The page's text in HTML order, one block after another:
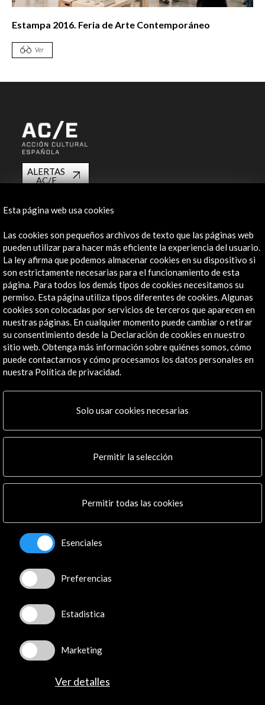
Estampa 2016. Feria de Arte Contemporáneo
Ver
ALERTAS
AC/E
Contacta
info@accioncultural.es
+34 91 700 4000
José Abascal, 4 - 4º
28003 Madrid, España
Canales de contacto
Explora
Institucional
Actividades
Multimedia
Boletín digital
Conecta
(Twitter)
LinkedIn
Facebook
Youtube
Spotify
TikTok
Esta página web usa cookies
Las cookies son pequeños archivos de texto que las páginas web
pueden utilizar para hacer más eficiente la experiencia del usuario.
La ley afirma que podemos almacenar cookies en su dispositivo si
son estrictamente necesarias para el funcionamiento de esta
página. Para todos los demás tipos de cookies necesitamos su
permiso. Esta página utiliza tipos diferentes de cookies. Algunas
cookies son colocadas por servicios de terceros que aparecen en
nuestras páginas. En cualquier momento puede cambiar o retirar
su consentimiento desde la Declaración de cookies en nuestro
sitio web. Obtenga más información sobre quiénes somos, cómo
puede contactarnos y cómo procesamos los datos personales en
nuestra Política de privacidad.
Solo usar cookies necesarias
Permitir la selección
Permitir todas las cookies
Esenciales
Preferencias
Estadistica
Marketing
Ver detalles